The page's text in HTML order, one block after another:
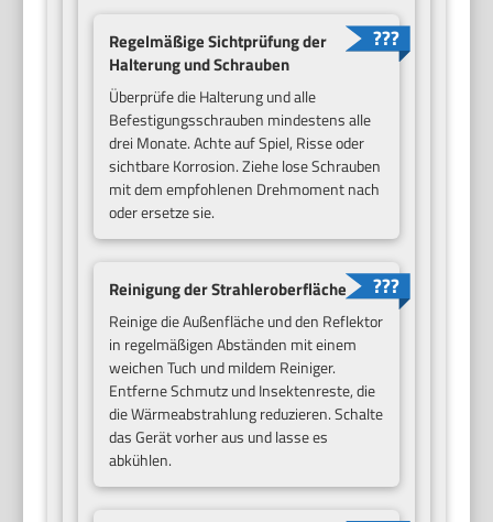
Regelmäßige Sichtprüfung der
Halterung und Schrauben
Überprüfe die Halterung und alle
Befestigungsschrauben mindestens alle
drei Monate. Achte auf Spiel, Risse oder
sichtbare Korrosion. Ziehe lose Schrauben
mit dem empfohlenen Drehmoment nach
oder ersetze sie.
Reinigung der Strahleroberfläche
Reinige die Außenfläche und den Reflektor
in regelmäßigen Abständen mit einem
weichen Tuch und mildem Reiniger.
Entferne Schmutz und Insektenreste, die
die Wärmeabstrahlung reduzieren. Schalte
das Gerät vorher aus und lasse es
abkühlen.